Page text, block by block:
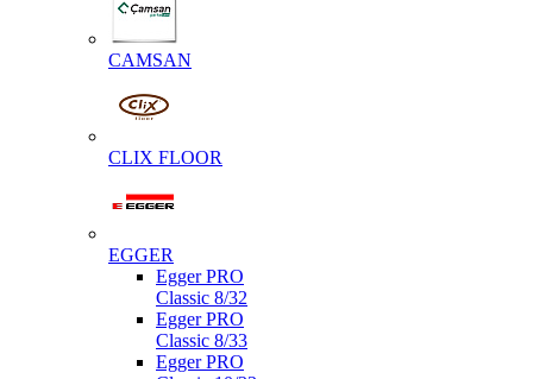
CAMSAN
CLIX FLOOR
EGGER
Egger PRO
Classic 8/32
Egger PRO
Classic 8/33
Egger PRO